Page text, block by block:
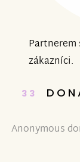
zákazníci.
33
Anonymous